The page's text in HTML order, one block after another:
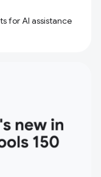
for AI assistance